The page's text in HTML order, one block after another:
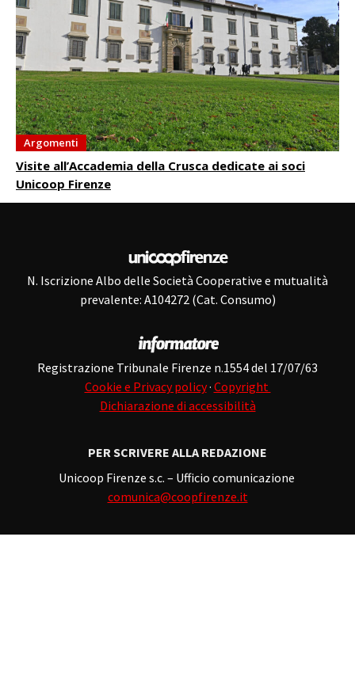
Argomenti
Visite all’Accademia della Crusca dedicate ai soci
Unicoop Firenze
N. Iscrizione Albo delle Società Cooperative e mutualità
prevalente: A104272 (Cat. Consumo)
Registrazione Tribunale Firenze n.1554 del 17/07/63
Cookie e Privacy policy· Copyright
Dichiarazione di accessibilità
PER SCRIVERE ALLA REDAZIONE
Unicoop Firenze s.c. – Ufficio comunicazione
comunica@coopfirenze.it